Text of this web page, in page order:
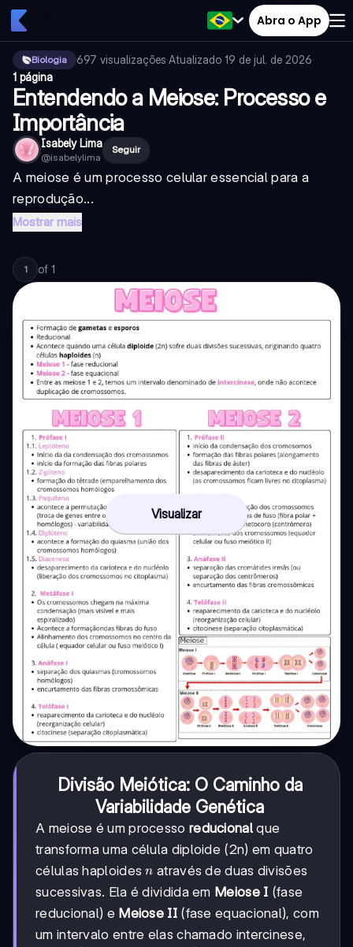
Abra o App
Biologia 697 visualizações·Atualizado 19 de jul. de 2026·
1 página
Entendendo a Meiose: Processo e
Importância
Isabely Lima
@isabelylima
Seguir
A meiose é um processo celular essencial para a
reprodução...
Mostrar mais
1 of 1
Visualizar
Divisão Meiótica: O Caminho da
Variabilidade Genética
A meiose é um processo reducionalque
transforma uma célula diploide (2n) em quatro
células haploidesn
n através de duas divisões
sucessivas. Ela é dividida em Meiose I (fase
reducional) e Meiose II(fase equacional), com
um intervalo entre elas chamado intercinese,